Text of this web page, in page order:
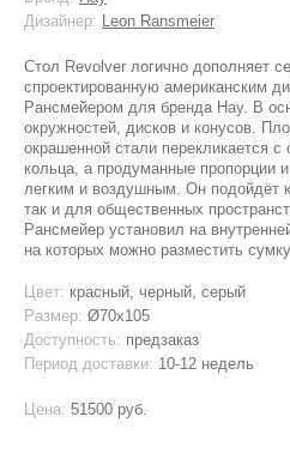
Дизайнер: Leon Ransmeier
Стол Revolver логично дополняет
спроектированную американским
Рансмейером для бренда Hay. В
окружностей, дисков и конусов.
окрашенной стали перекликается
кольца, а продуманные пропорции
легким и воздушным. Он подойдёт
так и для общественных
Рансмейер установил на
на которых можно разместить
Цвет: красный, черный, серый
Размер: Ø70x105
Доступность: предзаказ
Период доставки: 10-12 недель
Цена: 51500 руб.